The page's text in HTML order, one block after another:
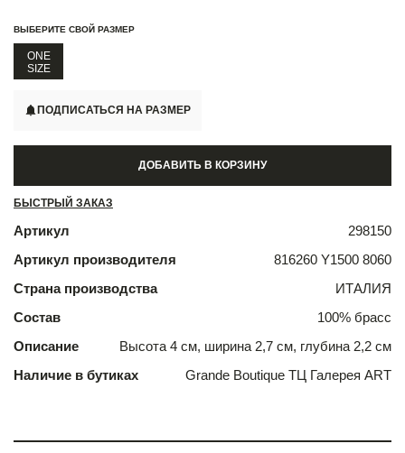
ВЫБЕРИТЕ СВОЙ РАЗМЕР
ONE
SIZE
ПОДПИСАТЬСЯ НА РАЗМЕР
ДОБАВИТЬ В КОРЗИНУ
БЫСТРЫЙ ЗАКАЗ
Артикул
298150
Артикул производителя
816260 Y1500 8060
Страна производства
ИТАЛИЯ
Состав
100% брасс
Описание
Высота 4 см, ширина 2,7 см, глубина 2,2 см
Наличие в бутиках
Grande Boutique ТЦ Галерея ART